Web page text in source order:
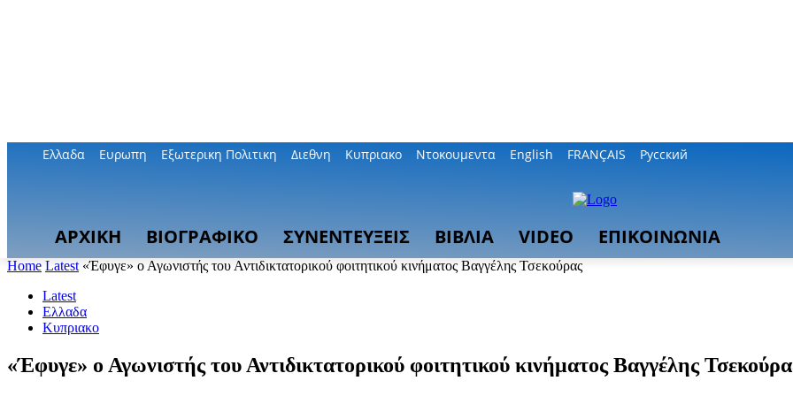
Ελλαδα Ευρωπη Εξωτερικη Πολιτικη Διεθνη Κυπριακο Ντοκουμεντα English FRANÇAIS Русский
ΑΡΧΙΚΗ ΒΙΟΓΡΑΦΙΚΟ ΣΥΝΕΝΤΕΥΞΕΙΣ ΒΙΒΛΙΑ VIDEO ΕΠΙΚΟΙΝΩΝΙΑ
Home Latest «Έφυγε» ο Αγωνιστής του Αντιδικτατορικού φοιτητικού κινήματος Βαγγέλης Τσεκούρας
Latest
Ελλαδα
Κυπριακο
«Έφυγε» ο Αγωνιστής του Αντιδικτατορικού φοιτητικού κινήματος Βαγγέλης